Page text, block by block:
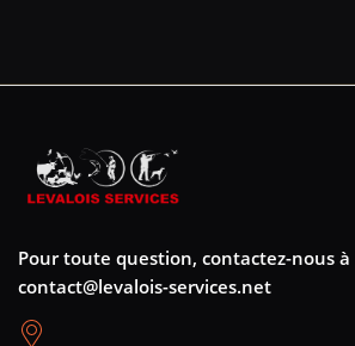
Pour toute question, contactez-nous à
contact@levalois-services.net